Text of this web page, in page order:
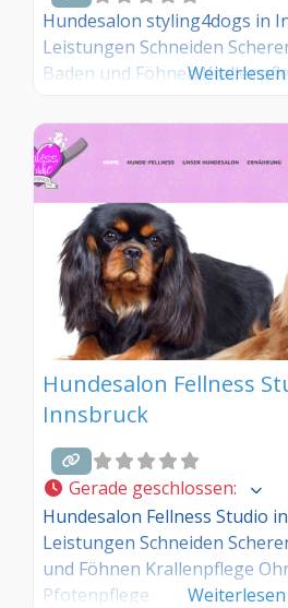
Hundesalon styling4dogs in
Leistungen Schneiden
Baden und Föhnen
Hundesalon Fellness
Innsbruck
Gerade geschlossen:
Hundesalon Fellness Studio
Leistungen Schneiden
und Föhnen Krallenpflege
Pfotenpflege